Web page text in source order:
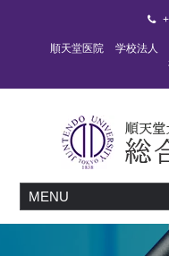
順天堂医院 学校法人